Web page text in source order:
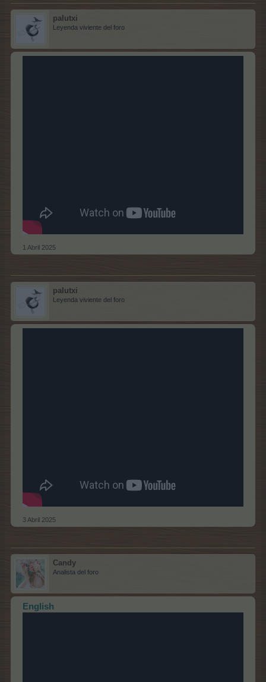
palutxi
Leyenda viviente del foro
1 Abril 2025
palutxi
Leyenda viviente del foro
3 Abril 2025
Candy
Analista del foro
English